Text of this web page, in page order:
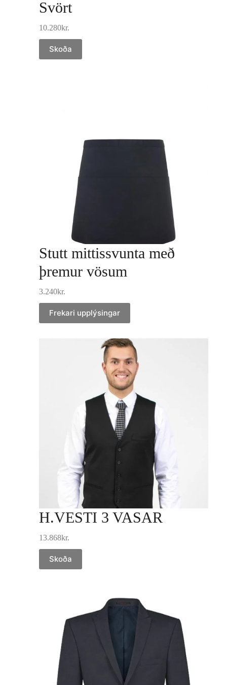
Svört
10.280kr.
Skoða
Stutt mittissvunta með
þremur vösum
3.240kr.
Frekari upplýsingar
H.VESTI 3 VASAR
13.868kr.
Skoða